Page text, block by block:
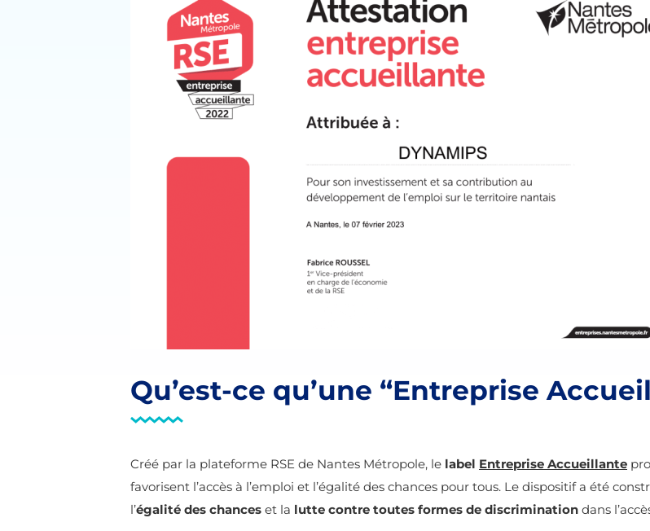
Qu’est-ce qu’une “Entreprise
Créé par la plateforme RSE de Nantes Métropole, le label Entreprise Accueillante
favorisent l’accès à l’emploi et l’égalité des chances pour tous. Le dispositif a été
l’égalité des chances et la lutte contre toutes formes de discrimination dans